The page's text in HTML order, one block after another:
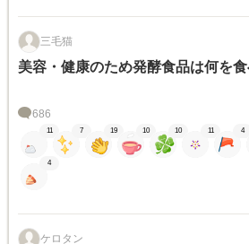
三毛猫
美容・健康のため発酵食品は何を食
686
11 7 19 10 10 11 4
4
ケロタン